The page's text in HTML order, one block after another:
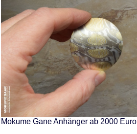
Mokume Gane Anhänger ab 2000 Euro